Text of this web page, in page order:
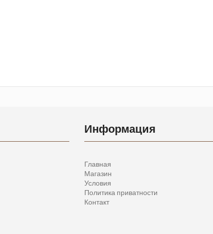
Информация
Главная
Магазин
Условия
Политика приватности
Контакт